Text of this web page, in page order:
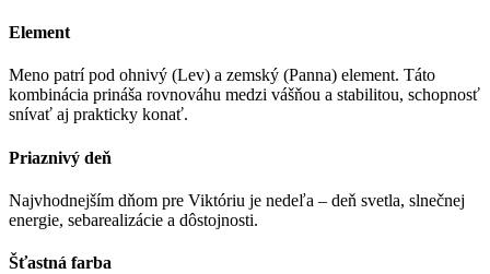
Element
Meno patrí pod ohnivý (Lev) a zemský (Panna) element. Táto
kombinácia prináša rovnováhu medzi vášňou a stabilitou, schopnosť
snívať aj prakticky konať.
Priaznivý deň
Najvhodnejším dňom pre Viktóriu je nedeľa – deň svetla, slnečnej
energie, sebarealizácie a dôstojnosti.
Šťastná farba